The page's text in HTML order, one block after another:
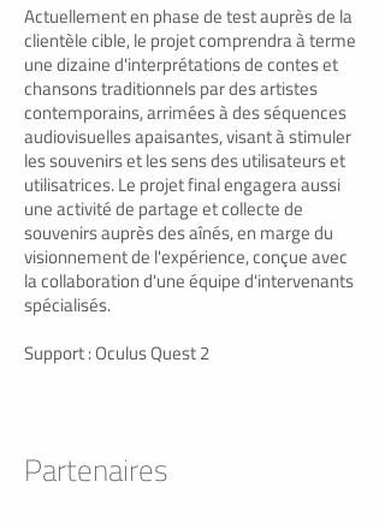
Actuellement en phase de test auprès de la
clientèle cible, le projet comprendra à terme
une dizaine d'interprétations de contes et
chansons traditionnels par des artistes
contemporains, arrimées à des séquences
audiovisuelles apaisantes, visant à stimuler
les souvenirs et les sens des utilisateurs et
utilisatrices. Le projet final engagera aussi
une activité de partage et collecte de
souvenirs auprès des aînés, en marge du
visionnement de l'expérience, conçue avec
la collaboration d'une équipe d'intervenants
spécialisés.
Support : Oculus Quest 2
Partenaires